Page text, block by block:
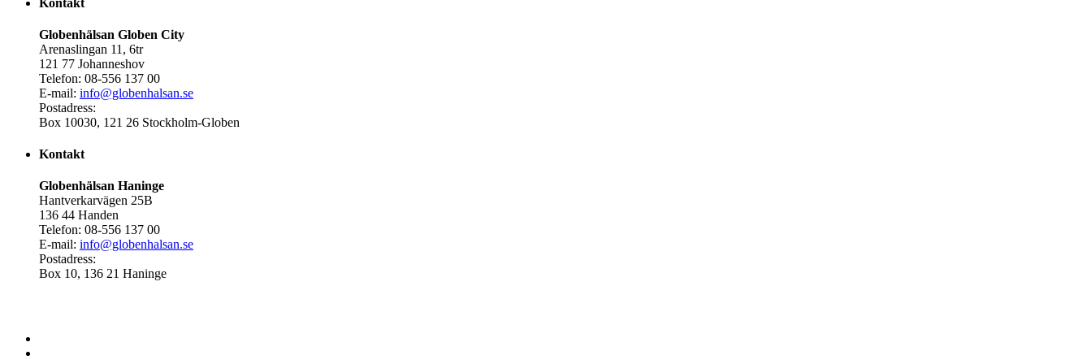
Globenhälsan Globen City
Arenaslingan 11, 6tr
121 77 Johanneshov
Telefon: 08-556 137 00
E-mail: info@globenhalsan.se
Postadress:
Box 10030, 121 26 Stockholm-Globen
Kontakt
Globenhälsan Haninge
Hantverkarvägen 25B
136 44 Handen
Telefon: 08-556 137 00
E-mail: info@globenhalsan.se
Postadress:
Box 10, 136 21 Haninge